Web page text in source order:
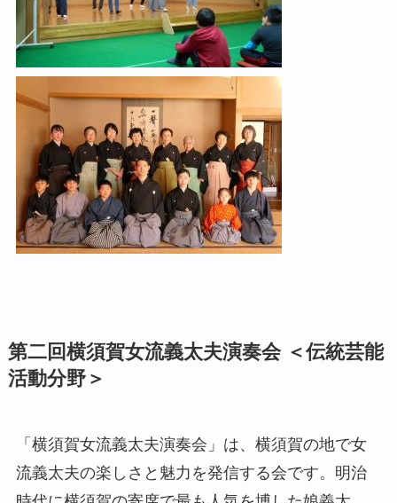
第二回横須賀女流義太夫演奏会 ＜伝統芸能
活動分野＞
「横須賀女流義太夫演奏会」は、横須賀の地で女
流義太夫の楽しさと魅力を発信する会です。明治